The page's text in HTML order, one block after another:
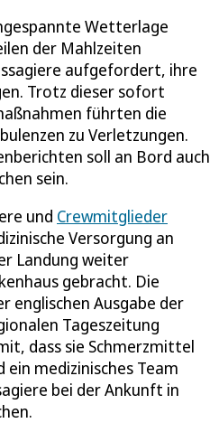
Wetterlage
der Mahlzeiten
aufgefordert, ihre
Trotz dieser sofort
führten die
zu Verletzungen.
soll an Bord auch
sein.
und Crewmitglieder
Versorgung an
Landung weiter
gebracht. Die
englischen Ausgabe der
Tageszeitung
dass sie Schmerzmittel
medizinisches Team
bei der Ankunft in